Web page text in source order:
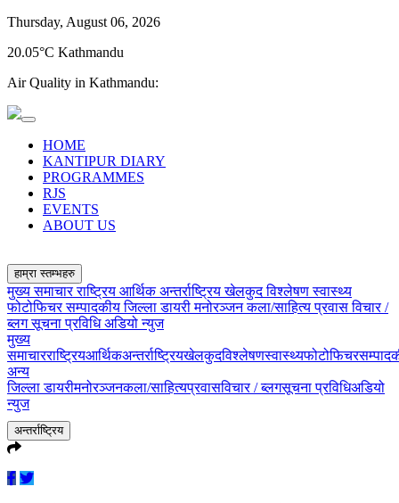
Thursday, August 06, 2026
20.05°C Kathmandu
Air Quality in Kathmandu:
HOME
KANTIPUR DIARY
PROGRAMMES
RJS
EVENTS
ABOUT US
हाम्रा स्तम्भहरु
मुख्य समाचारराष्ट्रिय आर्थिकअन्तर्राष्ट्रियखेलकुदविश्लेषणस्वास्थ्य
फोटोफिचरसम्पादकीयजिल्ला डायरीमनोरञ्जनकला/साहित्यप्रवासविचार /
ब्लगसूचना प्रविधिअडियो न्युज
मुख्य
समाचारराष्ट्रियआर्थिकअन्तर्राष्ट्रियखेलकुदविश्लेषणस्वास्थ्यफोटोफिचर
अन्य
जिल्ला डायरीमनोरञ्जनकला/साहित्यप्रवासविचार / ब्लगसूचना प्रविधिअडियो
न्युज
अन्तर्राष्ट्रिय